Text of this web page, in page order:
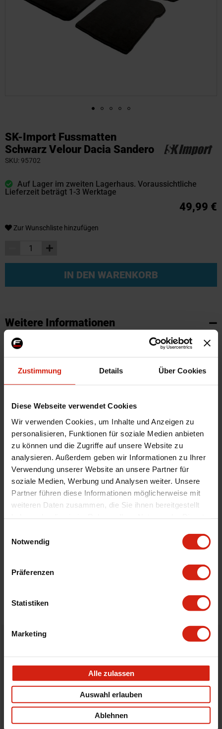
Zustimmung Details Über Cookies
Diese Webseite verwendet Cookies
Wir verwenden Cookies, um Inhalte und Anzeigen zu
personalisieren, Funktionen für soziale Medien anbieten
zu können und die Zugriffe auf unsere Website zu
analysieren. Außerdem geben wir Informationen zu Ihrer
Verwendung unserer Website an unsere Partner für
soziale Medien, Werbung und Analysen weiter. Unsere
Partner führen diese Informationen möglicherweise mit
weiteren Daten zusammen, die Sie ihnen bereitgestellt
Notwendig
Präferenzen
Statistiken
Marketing
Alle zulassen
Auswahl erlauben
Ablehnen
SK-Import Fussmatten
Schwarz Velour Dacia Sandero
SKU 95702
Auf Lager im zweiten Lagerhaus. Voraussichtliche
Lieferzeit beträgt 1-3 Werktage
49,99 €
Zur Wunschliste hinzufügen
IN DEN WARENKORB
Anfang
der
Bildgalerie
Weitere Informationen
Weitere
Informationen
SKU
Marke
SK-Import
Zertifikat
Kein Gutachten oder ABE
Montagematerial
Nein
Herstellercode
TM RE577V
Automarkenname
Dacia
Material
Velour
Universal
Nein
Geeignet Für
Bewertungen
STELLE EINE FRAGE
Nicht zufrieden?
Du hast immer eine 14-tägige Rückgabefrist um deine
Bestellung zurück zu geben.
Professioneller Rat nötig?